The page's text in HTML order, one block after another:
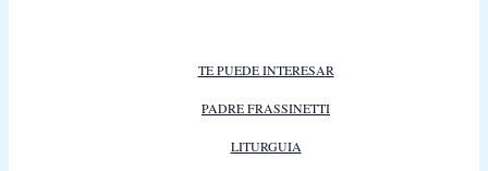
TE PUEDE INTERESAR
PADRE FRASSINETTI
LITURGUIA